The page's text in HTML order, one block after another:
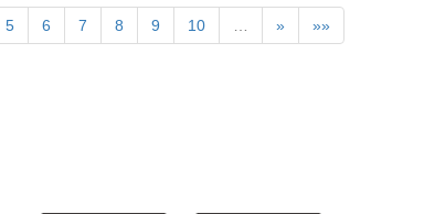
5 6 7 8 9 10 … » »»